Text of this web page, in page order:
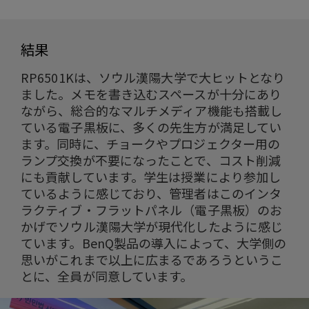
結果
RP6501Kは、ソウル漢陽大学で大ヒットとなり
ました。メモを書き込むスペースが十分にあり
ながら、総合的なマルチメディア機能も搭載し
ている電子黒板に、多くの先生方が満足してい
ます。同時に、チョークやプロジェクター用の
ランプ交換が不要になったことで、コスト削減
にも貢献しています。学生は授業により参加し
ているように感じており、管理者はこのインタ
ラクティブ・フラットパネル（電子黒板）のお
かげでソウル漢陽大学が現代化したように感じ
ています。BenQ製品の導入によって、大学側の
思いがこれまで以上に広まるであろうというこ
とに、全員が同意しています。